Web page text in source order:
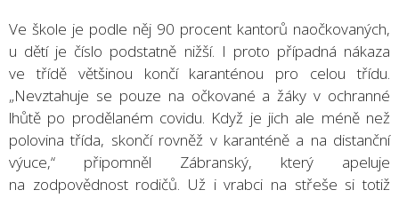
Ve škole je podle něj 90 procent kantorů naočkovaných,
u dětí je číslo podstatně nižší. I proto případná nákaza
ve třídě většinou končí karanténou pro celou třídu.
„Nevztahuje se pouze na očkované a žáky v ochranné
lhůtě po prodělaném covidu. Když je jich ale méně než
polovina třída, skončí rovněž v karanténě a na distanční
výuce,“ připomněl Zábranský, který apeluje
na zodpovědnost rodičů. Už i vrabci na střeše si totiž